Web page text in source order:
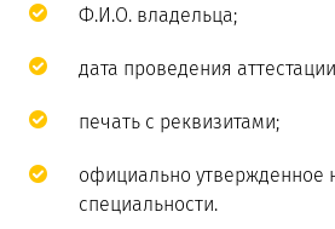
Ф.И.О. владельца;
дата проведения
печать с реквизитами;
официально утвержденное
специальности.